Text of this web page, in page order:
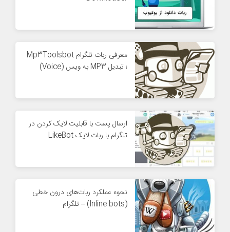
معرفی ربات تلگرام Mp3Toolsbot
؛ تبدیل MP3 به ویس (Voice)
ارسال پست با قابلیت لایک کردن در
تلگرام با ربات لایک LikeBot
نحوه عملکرد ربات‌های درون خطی
(Inline bots) – تلگرام